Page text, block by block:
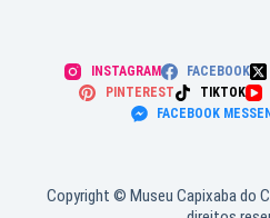
INSTAGRAM FACEBOOK
PINTEREST
TIKTOK
FACEBOOK
Copyright © Museu Capixaba do